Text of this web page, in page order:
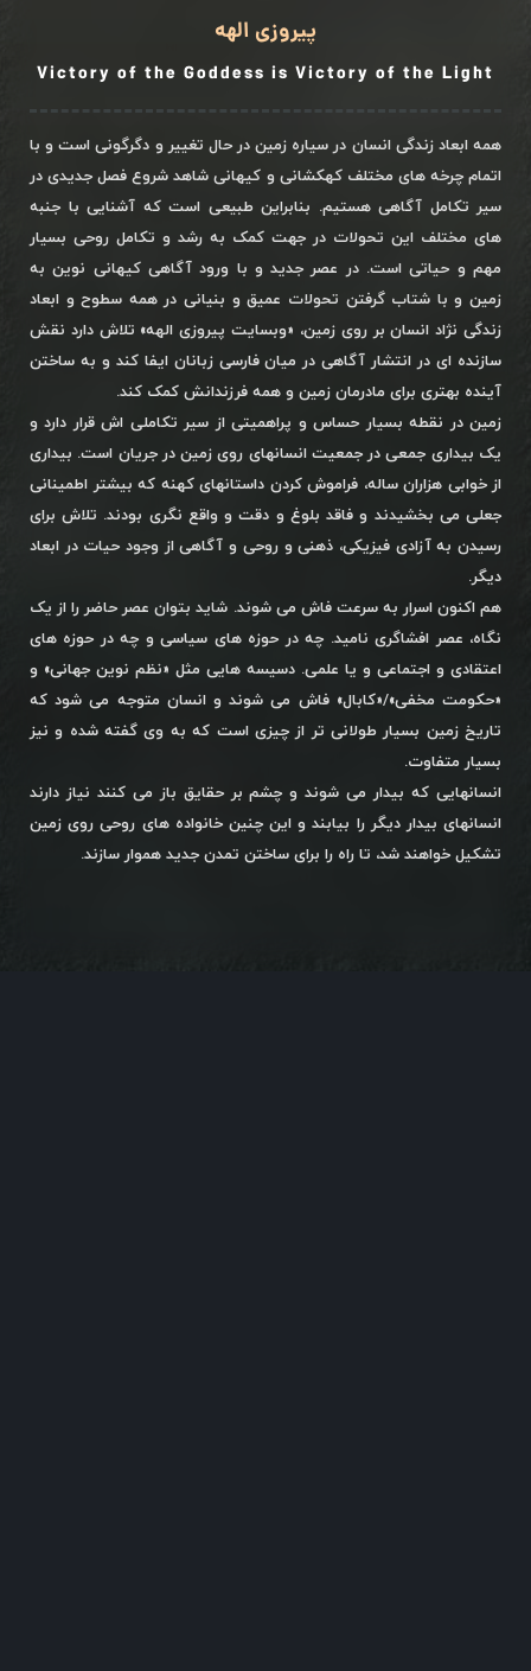
پیروزی الهه
Victory of the Goddess is Victory of the Light
همه ابعاد زندگی انسان در سیاره زمین در حال تغییر و دگرگونی است و با
اتمام چرخه های مختلف کهکشانی و کیهانی شاهد شروع فصل جدیدی در
سیر تکامل آگاهی هستیم. بنابراین طبیعی است که آشنایی با جنبه
های مختلف این تحولات در جهت کمک به رشد و تکامل روحی بسیار
مهم و حیاتی است. در عصر جدید و با ورود آگاهی کیهانی نوین به
زمین و با شتاب گرفتن تحولات عمیق و بنیانی در همه سطوح و ابعاد
زندگی نژاد انسان بر روی زمین، «وبسایت پیروزی الهه» تلاش دارد نقش
سازنده ای در انتشار آگاهی در میان فارسی زبانان ایفا کند و به ساختن
آینده بهتری برای مادرمان زمین و همه فرزندانش کمک کند.
زمین در نقطه بسیار حساس و پراهمیتی از سیر تکاملی اش قرار دارد و
یک بیداری جمعی در جمعیت انسانهای روی زمین در جریان است. بیداری
از خوابی هزاران ساله، فراموش کردن داستانهای کهنه که بیشتر اطمینانی
جعلی می بخشیدند و فاقد بلوغ و دقت و واقع نگری بودند. تلاش برای
رسیدن به آزادی فیزیکی، ذهنی و روحی و آگاهی از وجود حیات در ابعاد
دیگر.
هم اکنون اسرار به سرعت فاش می شوند. شاید بتوان عصر حاضر را از یک
نگاه، عصر افشاگری نامید. چه در حوزه های سیاسی و چه در حوزه های
اعتقادی و اجتماعی و یا علمی. دسیسه هایی مثل «نظم نوین جهانی» و
«حکومت مخفی»/«کابال» فاش می شوند و انسان متوجه می شود که
تاریخ زمین بسیار طولانی تر از چیزی است که به وی گفته شده و نیز
بسیار متفاوت.
انسانهایی که بیدار می شوند و چشم بر حقایق باز می کنند نیاز دارند
انسانهای بیدار دیگر را بیابند و این چنین خانواده های روحی روی زمین
تشکیل خواهند شد، تا راه را برای ساختن تمدن جدید هموار سازند.